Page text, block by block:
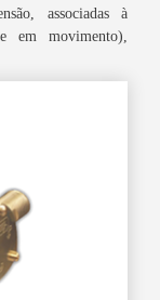
associadas à
em movimento),